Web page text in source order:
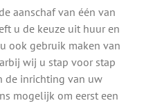
aanschaf van één van
u de keuze uit huur en
ook gebruik maken van
wij u stap voor stap
de inrichting van uw
mogelijk om eerst een